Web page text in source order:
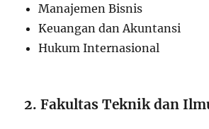
Manajemen Bisnis
Keuangan dan Akuntansi
Hukum Internasional
2. Fakultas Teknik dan